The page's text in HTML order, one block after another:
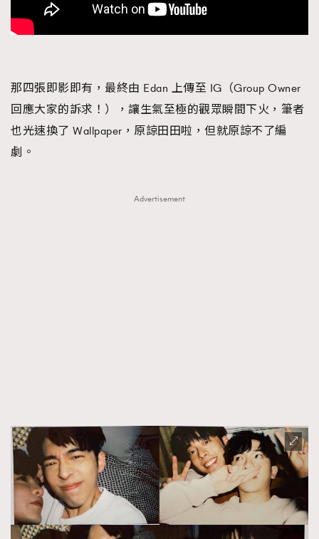
那四張即影即有，最終由 Edan 上傳至 IG（Group Owner
回應大家的訴求！），讓生氣至極的觀眾瞬間下火，筆者
也光速換了 Wallpaper，原諒田田啦，但就原諒不了編
劇。
Advertisement